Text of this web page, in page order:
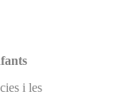
i les